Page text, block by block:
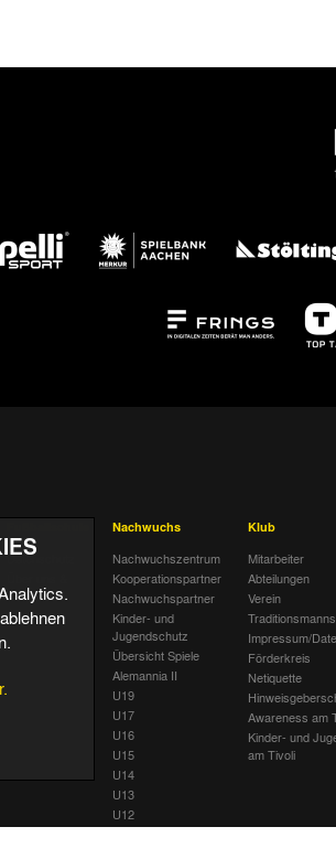
Datenschutz
Kontakt
Nachwuchs
Nachwuchszentrum
Kooperationspartner
Nachwuchspartner
Kinder- und
Jugendschutz
Übersicht Spiele
Alemannia II
U19
U17
U16
U15
U14
U13
U12
Klub
Mitarbeiter
Abteilungen
Verein
Impressum/
Förderkreis
Netiquette
Awareness am
Kinder- und
am Tivoli